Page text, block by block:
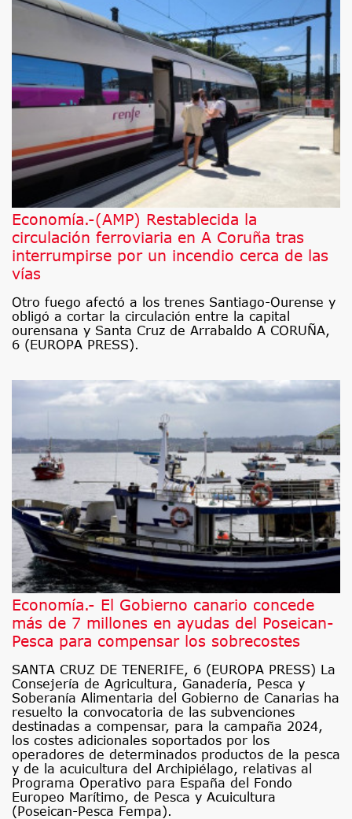
Economía.-(AMP) Restablecida la
circulación ferroviaria en A Coruña tras
interrumpirse por un incendio cerca de las
vías
Otro fuego afectó a los trenes Santiago-Ourense y
obligó a cortar la circulación entre la capital
ourensana y Santa Cruz de Arrabaldo A CORUÑA,
6 (EUROPA PRESS).
Economía.- El Gobierno canario concede
más de 7 millones en ayudas del Poseican-
Pesca para compensar los sobrecostes
SANTA CRUZ DE TENERIFE, 6 (EUROPA PRESS) La
Consejería de Agricultura, Ganadería, Pesca y
Soberanía Alimentaria del Gobierno de Canarias ha
resuelto la convocatoria de las subvenciones
destinadas a compensar, para la campaña 2024,
los costes adicionales soportados por los
operadores de determinados productos de la pesca
y de la acuicultura del Archipiélago, relativas al
Programa Operativo para España del Fondo
Europeo Marítimo, de Pesca y Acuicultura
(Poseican-Pesca Fempa).